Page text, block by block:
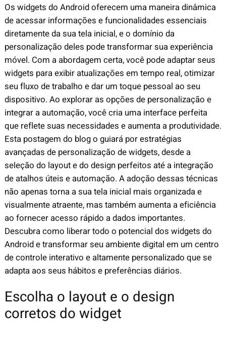
Os widgets do Android oferecem uma maneira dinâmica
de acessar informações e funcionalidades essenciais
diretamente da sua tela inicial, e o domínio da
personalização deles pode transformar sua experiência
móvel. Com a abordagem certa, você pode adaptar seus
widgets para exibir atualizações em tempo real, otimizar
seu fluxo de trabalho e dar um toque pessoal ao seu
dispositivo. Ao explorar as opções de personalização e
integrar a automação, você cria uma interface perfeita
que reflete suas necessidades e aumenta a produtividade.
Esta postagem do blog o guiará por estratégias
avançadas de personalização de widgets, desde a
seleção do layout e do design perfeitos até a integração
de atalhos úteis e automação. A adoção dessas técnicas
não apenas torna a sua tela inicial mais organizada e
visualmente atraente, mas também aumenta a eficiência
ao fornecer acesso rápido a dados importantes.
Descubra como liberar todo o potencial dos widgets do
Android e transformar seu ambiente digital em um centro
de controle interativo e altamente personalizado que se
adapta aos seus hábitos e preferências diários.
Escolha o layout e o design
corretos do widget